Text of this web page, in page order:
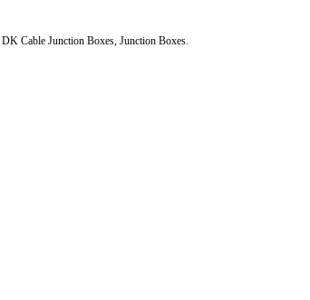
Cable Junction Boxes, Junction Boxes.